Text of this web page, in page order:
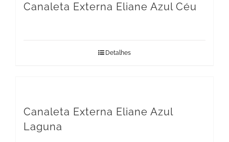
Canaleta Externa Eliane Azul Céu
Detalhes
Canaleta Externa Eliane Azul
Laguna